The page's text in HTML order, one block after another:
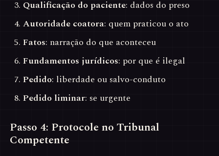
Qualificação do paciente: dados do preso
Autoridade coatora: quem praticou o ato
Fatos: narração do que aconteceu
Fundamentos jurídicos: por que é ilegal
Pedido: liberdade ou salvo-conduto
Pedido liminar: se urgente
Passo 4: Protocole no Tribunal
Competente